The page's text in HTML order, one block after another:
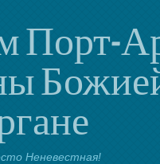
Порт-
Неневестная!